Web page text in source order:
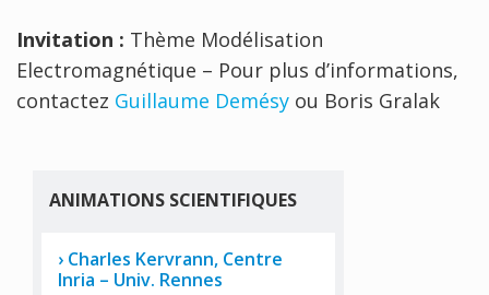
Invitation : Thème Modélisation
Electromagnétique – Pour plus d’informations,
contactez Guillaume Demésy ou Boris Gralak
ANIMATIONS SCIENTIFIQUES
Charles Kervrann, Centre
Inria – Univ. Rennes